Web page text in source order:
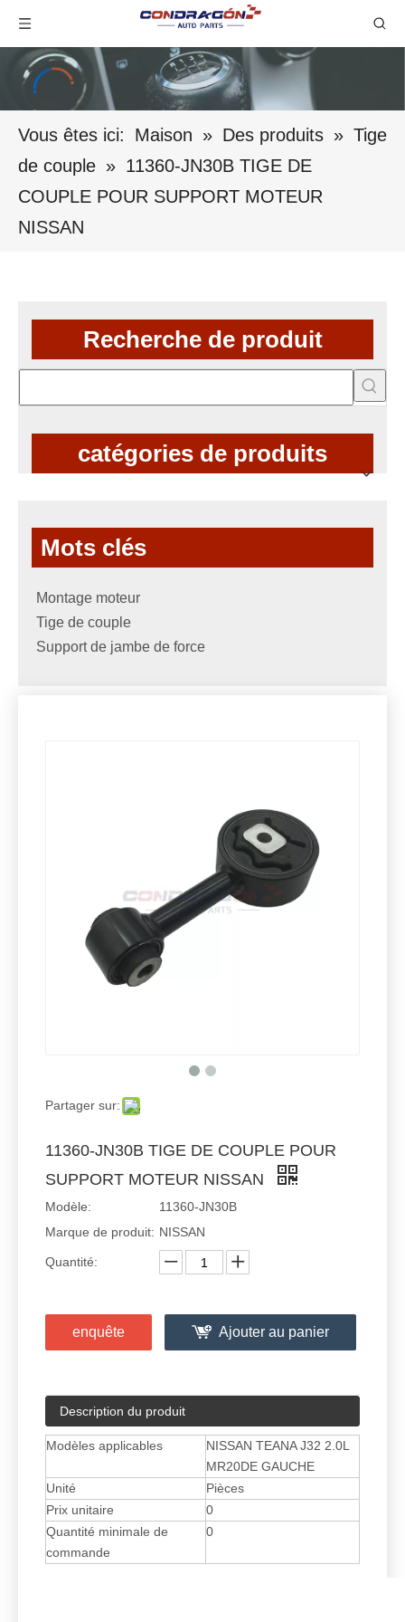
Vous êtes ici: Maison » Des produits » Tige
de couple » 11360-JN30B TIGE DE
COUPLE POUR SUPPORT MOTEUR
NISSAN
Recherche de produit
catégories de produits
Mots clés
Montage moteur
Tige de couple
Support de jambe de force
Partager sur:
11360-JN30B TIGE DE COUPLE POUR
SUPPORT MOTEUR NISSAN
Modèle:
11360-JN30B
Marque de produit: NISSAN
Quantité:
enquête Ajouter au panier
Description du produit
Modèles applicables
NISSAN TEANA J32 2.0L
MR20DE GAUCHE
Unité
Pièces
Prix ​​unitaire
0
Quantité minimale de
commande
0